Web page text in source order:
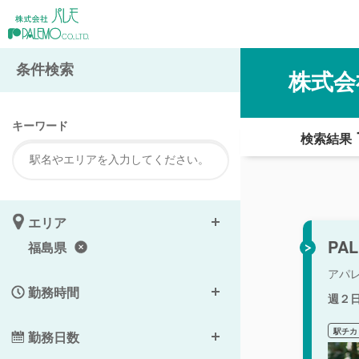
株式
検索結果
アパ
週２
駅チ
条件検索
キーワード
エリア
福島県
勤務時間
勤務日数